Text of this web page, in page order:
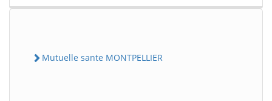
Mutuelle sante MONTPELLIER